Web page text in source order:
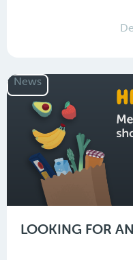
News
LOOKING FOR